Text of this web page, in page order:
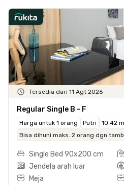
Tersedia dari 11 Agt 2026
Regular Single B - F
Harga untuk 1 orang Putri
10.42
Bisa dihuni maks. 2 orang dgn
Single Bed 90x200 cm
Jendela arah luar
Meja